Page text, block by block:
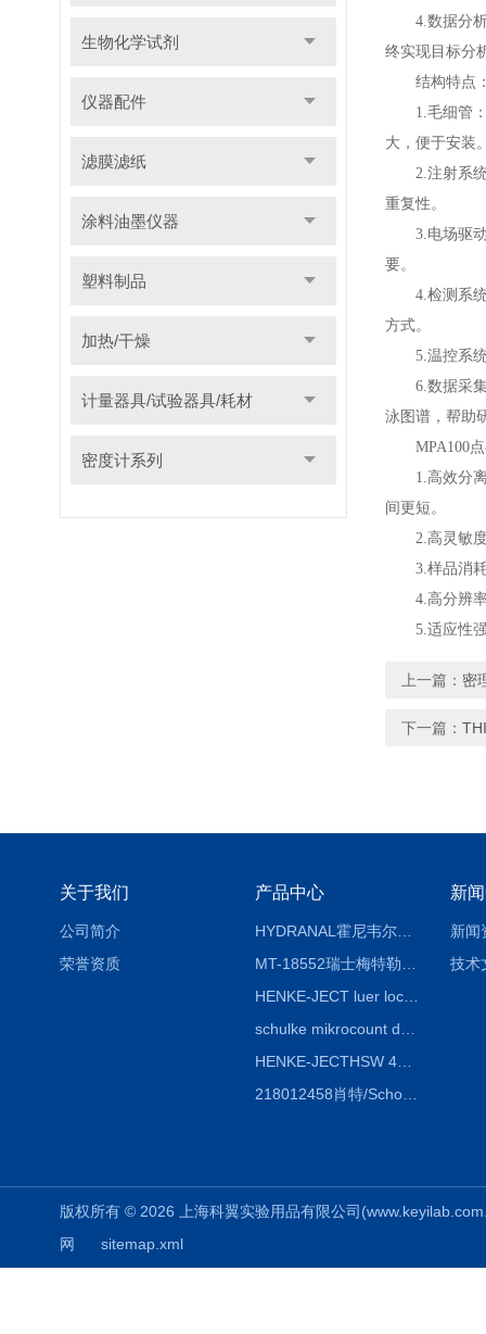
生物化学试剂
仪器配件
滤膜滤纸
涂料油墨仪器
塑料制品
加热/干燥
计量器具/试验器具/耗材
密度计系列
4.数据分析
终实现目标分
结构特点
1.毛细管：
大，便于安装
2.注射系统
重复性。
3.电场驱动
要。
4.检测系统
方式。
5.温控系统
6.数据采集
泳图谱，帮助
MPA100点
1.高效分离
间更短。
2.高灵敏度
3.样品消耗
4.高分辨率
5.适应性强
上一篇： 密
下一篇：
关于我们
公司简介
荣誉资质
产品中心
HYDRANAL霍尼韦尔Fluka 34696-25G固体水标 二水合物
HENKE-JECT luer lock鲁尔锁注射器 4200-X00V0 20mL（24ml）
HENKE-JECTHSW 4020.X00V0 2ml（3mL）鲁尔锁注射器
218012458肖特/Schott duran蓝盖试剂瓶100ml，透明
新
新闻
技术
版权所有 © 2026 上海科翼实验用品有限公司
网
sitemap.xml